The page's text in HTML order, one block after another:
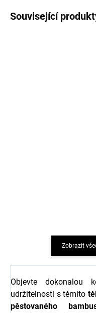
Související
Zobrazit
Objevte dokonalou
udržitelnosti s těmito
pěstovaného